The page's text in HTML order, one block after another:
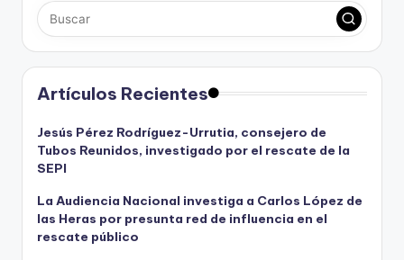
Artículos Recientes
Jesús Pérez Rodríguez-Urrutia, consejero de
Tubos Reunidos, investigado por el rescate de la
SEPI
La Audiencia Nacional investiga a Carlos López de
las Heras por presunta red de influencia en el
rescate público